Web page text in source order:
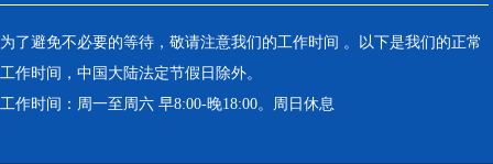
为了避免不必要的等待，敬请注意我们的工作时间 。以下是我们的正常
工作时间，中国大陆法定节假日除外。
工作时间：周一至周六 早8:00-晚18:00。周日休息